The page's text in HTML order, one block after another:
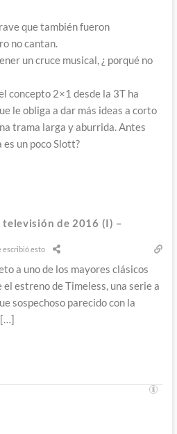
que también fueron
no cantan.
un cruce musical, ¿ porqué no
concepto 2×1 desde la 3T ha
le obliga a dar más ideas a corto
trama larga y aburrida. Antes
un poco Slott?
televisión de 2016 (I) –
escribió esto
a uno de los mayores clásicos
el estreno de Timeless, una serie a
sospechoso parecido con la
[…]